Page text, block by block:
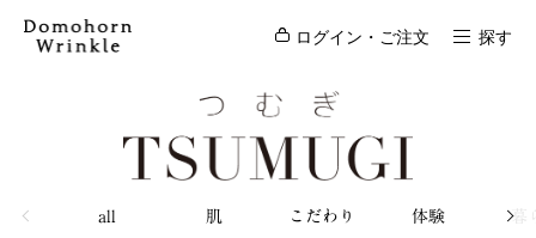
ログイン・ご注文 探す
all 肌 こだわり 体験 暮